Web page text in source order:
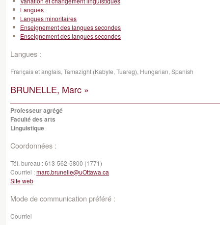
Langues
Langues minoritaires
Enseignement des langues secondes
Enseignement des langues secondes
Langues :
Français et anglais, Tamazight (Kabyle, Tuareg), Hungarian, Spanish
BRUNELLE, Marc »
Professeur agrégé
Faculté des arts
Linguistique
Coordonnées :
Tél. bureau :613-562-5800 (1771)
Courriel :marc.brunelle@uOttawa.ca
Site web
Mode de communication préféré :
Courriel